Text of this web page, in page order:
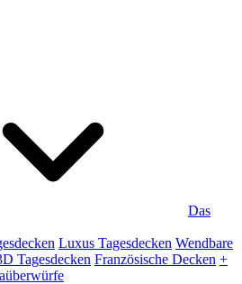
Das
Luxus Tagesdecken Wendbare
Tagesdecken Französische Decken +